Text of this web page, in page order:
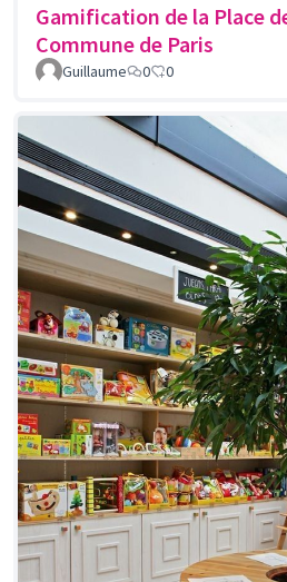
Gamification de la Place
Commune de Paris
Guillaume 0 0